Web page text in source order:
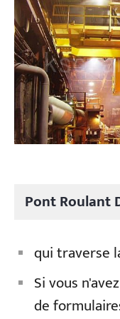
Pont Roulant
qui traverse
Si vous
de